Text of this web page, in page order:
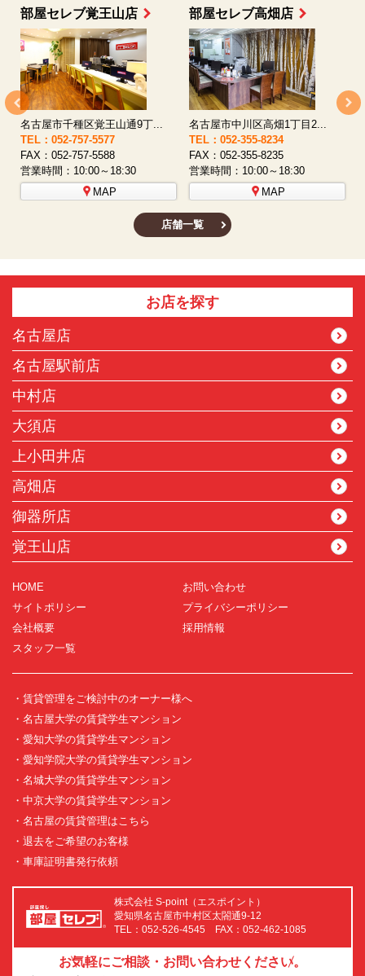
部屋セレブ上小田井店
名古屋市西区八筋町277 ...
TEL：052-508-5933
FAX：052-508-5930
営業時間：10:00～18:30
MAP
部屋セレブ中村店
名古屋市中村区太閤通9-1...
TEL：052-481-0853
FAX：052-481-3587
営業時間：10:00～18:30
MAP
店舗一覧
お店を探す
名古屋店
名古屋駅前店
中村店
大須店
上小田井店
高畑店
御器所店
覚王山店
HOME
お問い合わせ
サイトポリシー
プライバシーポリシー
会社概要
採用情報
スタッフ一覧
・賃貸管理をご検討中のオーナー様へ
・名古屋大学の賃貸学生マンション
・愛知大学の賃貸学生マンション
・愛知学院大学の賃貸学生マンション
・名城大学の賃貸学生マンション
・中京大学の賃貸学生マンション
・名古屋の賃貸管理はこちら
・退去をご希望のお客様
・車庫証明書発行依頼
株式会社 S-point（エスポイント）
愛知県名古屋市中村区太閤通9-12
TEL：052-526-4545 FAX：052-462-1085
お気軽にご相談・お問い合わせください。